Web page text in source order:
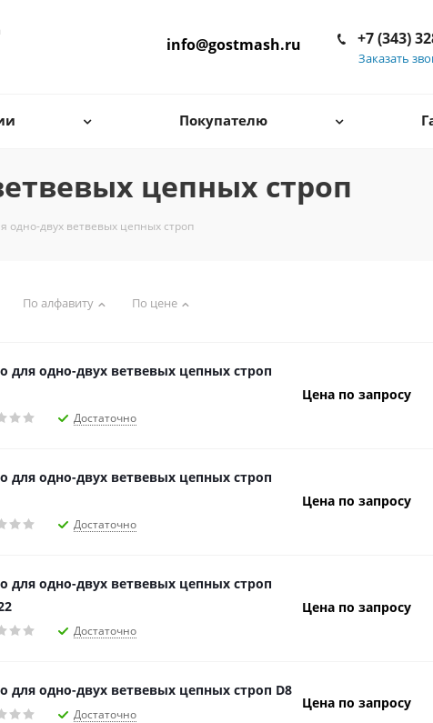
+7 (343)
Заказать
info@gostmash.ru
Покупателю
цепных строп
одно-двух ветвевых цепных строп
По алфавиту По цене
для одно-двух ветвевых цепных строп
Достаточно
Цена по запросу
для одно-двух ветвевых цепных строп
Достаточно
Цена по запросу
для одно-двух ветвевых цепных строп
Достаточно
Цена по запросу
для одно-двух ветвевых цепных строп D8
Достаточно
Цена по запросу